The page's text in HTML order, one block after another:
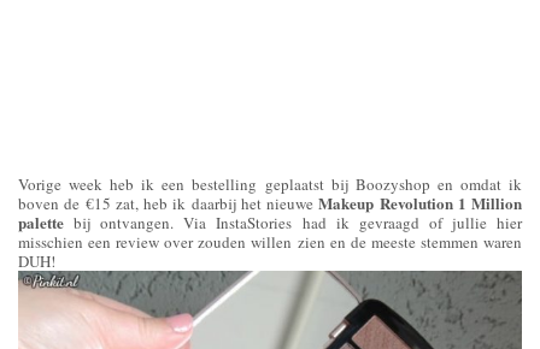
Vorige week heb ik een bestelling geplaatst bij Boozyshop en omdat ik
boven de €15 zat, heb ik daarbij het nieuweMakeup Revolution 1 Million
palette bij ontvangen. Via InstaStories had ik gevraagd of jullie hier
misschien een review over zouden willen zien en de meeste stemmen waren
DUH!